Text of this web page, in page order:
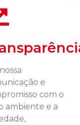
e
com o
ambiente e a